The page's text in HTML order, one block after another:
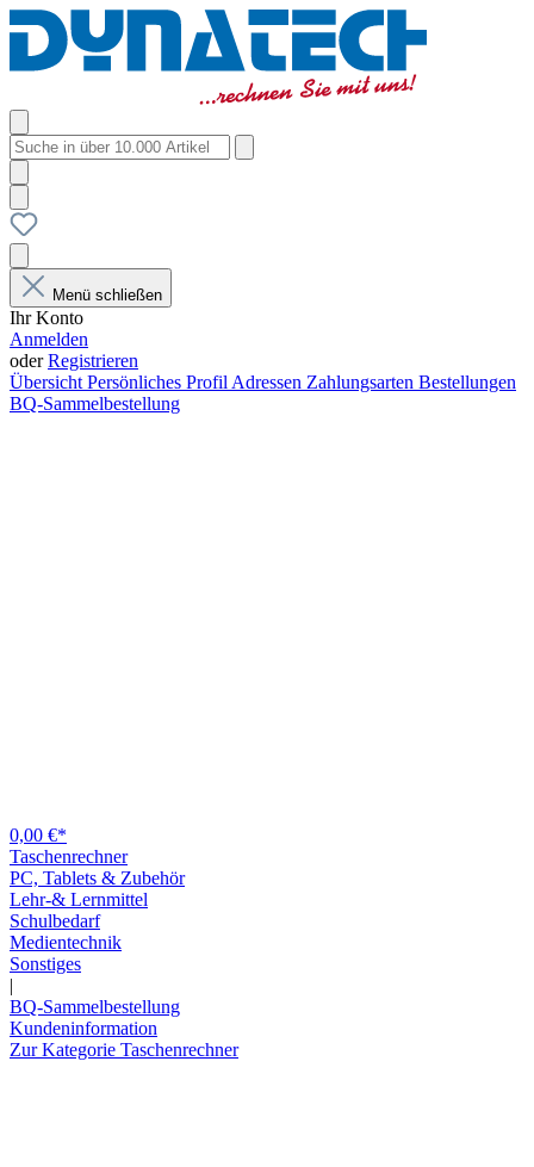
Menü schließen
Ihr Konto
Anmelden
oderRegistrieren
Übersicht Persönliches Profil Adressen Zahlungsarten Bestellungen
BQ-Sammelbestellung
0,00 €*
Taschenrechner
PC, Tablets & Zubehör
Lehr-& Lernmittel
Schulbedarf
Medientechnik
Sonstiges
|
BQ-Sammelbestellung
Kundeninformation
Zur Kategorie Taschenrechner